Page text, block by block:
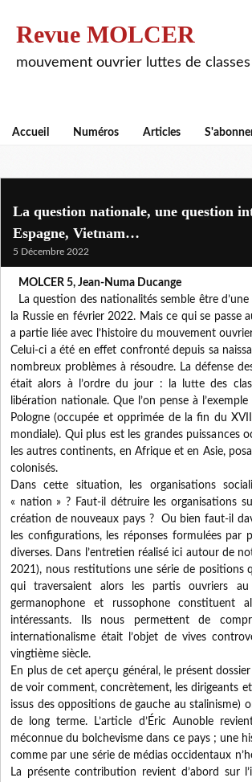
Revue MOLCER
mouvement ouvrier luttes de
Accueil Numéros Articles
La question nationale, une question
Espagne, Vietnam…
5 Décembre 2022
MOLCER 5, Jean-Numa Ducange
La question des nationalités semble être
la Russie en février 2022. Mais ce qui se passe
a partie liée avec l’histoire du mouvement
Celui-ci a été en effet confronté depuis sa
nombreux problèmes à résoudre. La défense
était alors à l’ordre du jour : la lutte des
libération nationale. Que l’on pense à
Pologne (occupée et opprimée de la fin du
mondiale). Qui plus est les grandes puissances
les autres continents, en Afrique et en Asie,
colonisés.
Dans cette situation, les organisations
« nation » ? Faut-il détruire les organisations
création de nouveaux pays ? Ou bien faut-il
les configurations, les réponses formulées
diverses. Dans l’entretien réalisé ici autour de
2021), nous restitutions une série de positions
qui traversaient alors les partis ouvriers
germanophone et russophone constituent
intéressants. Ils nous permettent de
internationalisme était l’objet de vives
vingtième siècle.
En plus de cet aperçu général, le présent
de voir comment, concrètement, les dirigeants
issus des oppositions de gauche au stalinisme)
de long terme. L’article d’Éric Aunoble
méconnue du bolchevisme dans ce pays ; une
comme par une série de médias occidentaux
La présente contribution revient d’abord sur